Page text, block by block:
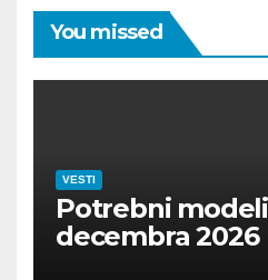
You missed
VESTI
Potrebni
decembra 2026